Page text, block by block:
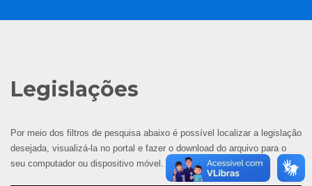
Legislações
Por meio dos filtros de pesquisa abaixo é possível localizar a legislação
desejada, visualizá-la no portal e fazer o download do arquivo para o
seu computador ou dispositivo móvel.